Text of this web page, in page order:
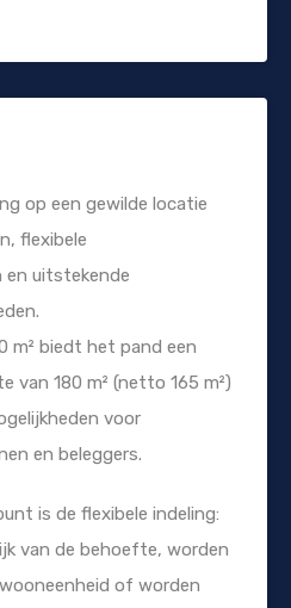
op een gewilde locatie
flexibele
en uitstekende
m² biedt het pand een
van 180 m² (netto 165 m²)
voor
en beleggers.
is de flexibele indeling:
van de behoefte, worden
of worden